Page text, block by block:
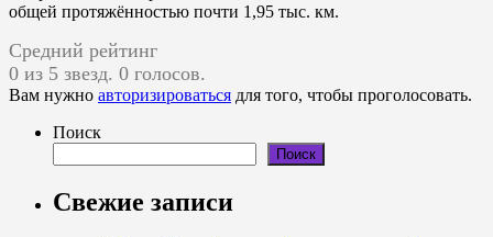
общей протяжённостью почти 1,95 тыс. км.
Средний рейтинг
0 из 5 звезд. 0 голосов.
Вам нужно авторизироваться для того, чтобы проголосовать.
Поиск
Поиск
Свежие записи